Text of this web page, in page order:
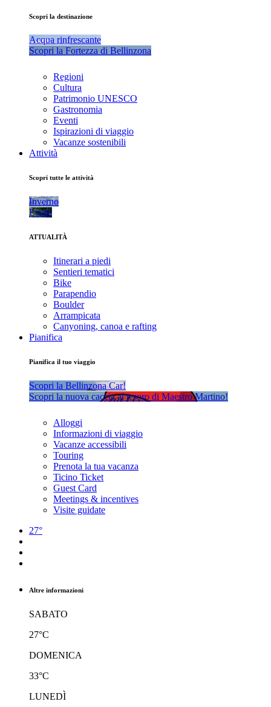
Scopri la destinazione
Acqua rinfrescante
Scopri la Fortezza di Bellinzona
Regioni
Cultura
Patrimonio UNESCO
Gastronomia
Eventi
Ispirazioni di viaggio
Vacanze sostenibili
Attività
Scopri tutte le attività
Inverno
Estate
ATTUALITÀ
Itinerari a piedi
Sentieri tematici
Bike
Parapendio
Boulder
Arrampicata
Canyoning, canoa e rafting
Pianifica
Pianifica il tuo viaggio
Scopri la Bellinzona Car!
Scopri la nuova caccia al tesoro di Maestro Martino!
Alloggi
Informazioni di viaggio
Vacanze accessibili
Touring
Prenota la tua vacanza
Ticino Ticket
Guest Card
Meetings & incentives
Visite guidate
27°
Altre informazioni
SABATO
27°C
DOMENICA
33°C
LUNEDÌ